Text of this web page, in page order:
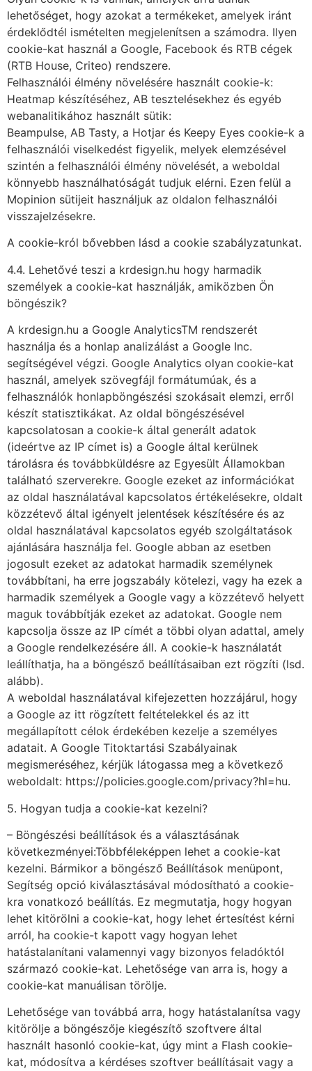
lehetőséget, hogy azokat a termékeket, amelyek iránt
érdeklődtél ismételten megjelenítsen a számodra. Ilyen
cookie-kat használ a Google, Facebook és RTB cégek
(RTB House, Criteo) rendszere.
Felhasználói élmény növelésére használt cookie-k:
Heatmap készítéséhez, AB tesztelésekhez és egyéb
webanalitikához használt sütik:
Beampulse, AB Tasty, a Hotjar és Keepy Eyes cookie-k a
felhasználói viselkedést figyelik, melyek elemzésével
szintén a felhasználói élmény növelését, a weboldal
könnyebb használhatóságát tudjuk elérni. Ezen felül a
Mopinion sütijeit használjuk az oldalon felhasználói
visszajelzésekre.
A cookie-król bővebben lásd a cookie szabályzatunkat.
4.4. Lehetővé teszi a krdesign.hu hogy harmadik
személyek a cookie-kat használják, amiközben Ön
böngészik?
A krdesign.hu a Google AnalyticsTM rendszerét
használja és a honlap analizálást a Google Inc.
segítségével végzi. Google Analytics olyan cookie-kat
használ, amelyek szövegfájl formátumúak, és a
felhasználók honlapböngészési szokásait elemzi, erről
készít statisztikákat. Az oldal böngészésével
kapcsolatosan a cookie-k által generált adatok
(ideértve az IP címet is) a Google által kerülnek
tárolásra és továbbküldésre az Egyesült Államokban
található szerverekre. Google ezeket az információkat
az oldal használatával kapcsolatos értékelésekre, oldalt
közzétevő által igényelt jelentések készítésére és az
oldal használatával kapcsolatos egyéb szolgáltatások
ajánlására használja fel. Google abban az esetben
jogosult ezeket az adatokat harmadik személynek
továbbítani, ha erre jogszabály kötelezi, vagy ha ezek a
harmadik személyek a Google vagy a közzétevő helyett
maguk továbbítják ezeket az adatokat. Google nem
kapcsolja össze az IP címét a többi olyan adattal, amely
a Google rendelkezésére áll. A cookie-k használatát
leállíthatja, ha a böngésző beállításaiban ezt rögzíti (lsd.
alább).
A weboldal használatával kifejezetten hozzájárul, hogy
a Google az itt rögzített feltételekkel és az itt
megállapított célok érdekében kezelje a személyes
adatait. A Google Titoktartási Szabályainak
megismeréséhez, kérjük látogassa meg a következő
weboldalt: https://policies.google.com/privacy?hl=hu.
5. Hogyan tudja a cookie-kat kezelni?
– Böngészési beállítások és a választásának
következményei:Többféleképpen lehet a cookie-kat
kezelni. Bármikor a böngésző Beállítások menüpont,
Segítség opció kiválasztásával módosítható a cookie-
kra vonatkozó beállítás. Ez megmutatja, hogy hogyan
lehet kitörölni a cookie-kat, hogy lehet értesítést kérni
arról, ha cookie-t kapott vagy hogyan lehet
hatástalanítani valamennyi vagy bizonyos feladóktól
származó cookie-kat. Lehetősége van arra is, hogy a
cookie-kat manuálisan törölje.
Lehetősége van továbbá arra, hogy hatástalanítsa vagy
kitörölje a böngészője kiegészítő szoftvere által
használt hasonló cookie-kat, úgy mint a Flash cookie-
kat, módosítva a kérdéses szoftver beállításait vagy a